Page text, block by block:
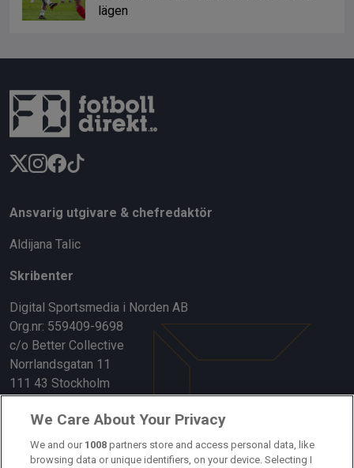
lägen
Ansvarig utgivare & chefredaktör
Aldijana Talic
Skribenter
Digital Sportsmedia i Norden AB
Org.nr: 559409-9698
c/o Better Collective
Norrlandsgatan 11
111 43 Stockholm
Länkar
Om oss
We Care About Your Privacy
We and our 1008 partners store and access personal data, like
browsing data or unique identifiers, on your device. Selecting I